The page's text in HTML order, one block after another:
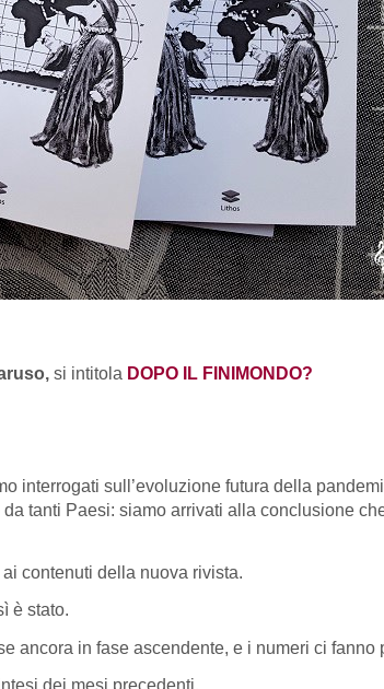
si intitola DOPO IL FINIMONDO?
interrogati sull’evoluzione futura della
tanti Paesi: siamo arrivati alla conclusione
contenuti della nuova rivista.
è stato.
ancora in fase ascendente, e i numeri ci fanno